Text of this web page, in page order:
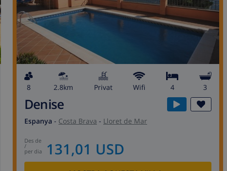
8 2.8km Privat wifi 4 3
Denise
Espanya - Costa Brava - Lloret de Mar
des de
/
per dia 131,01 USD